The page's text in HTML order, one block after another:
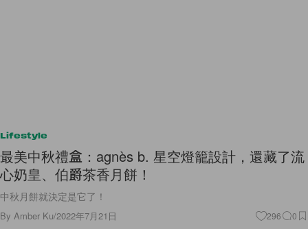
Lifestyle
最美中秋禮盒：agnès b. 星空燈籠設計，還藏了流
心奶皇、伯爵茶香月餅！
中秋月餅就決定是它了！
By Amber Ku/2022年7月21日 296 0